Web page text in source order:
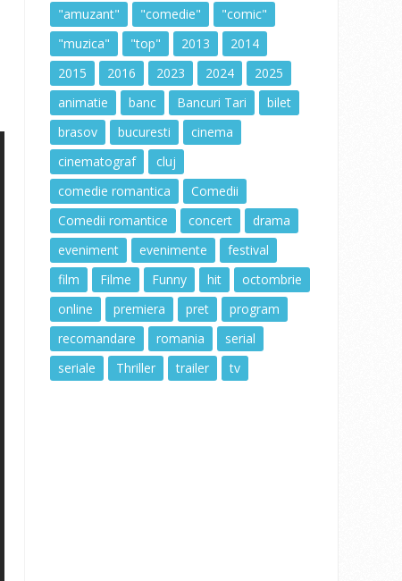
"amuzant" "comedie"
"comic"
"muzica"
"top" 2013
2014
2015
2016 2023 2024
2025
animatie
banc Bancuri Tari
bilet
brasov
bucuresti
cinema
cinematograf
cluj
comedie romantica
Comedii
Comedii romantice
concert
drama
eveniment
evenimente
festival
film
Filme Funny hit
octombrie
online
premiera pret
program
recomandare
romania
serial
seriale
Thriller trailer tv